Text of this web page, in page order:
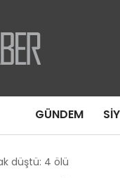
GÜNDEM
düştü: 4 ölü